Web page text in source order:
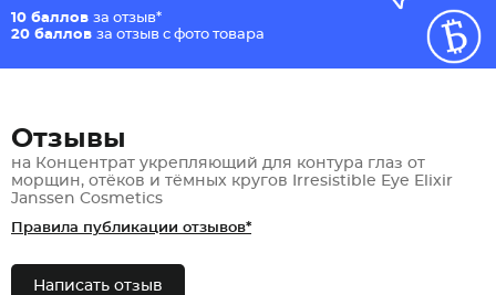
10 баллов за отзыв*
20 баллов за отзыв с фото товара
Отзывы
на Концентрат укрепляющий для контура глаз от
морщин, отёков и тёмных кругов Irresistible Eye Elixir
Janssen Cosmetics
Правила публикации отзывов*
Написать отзыв